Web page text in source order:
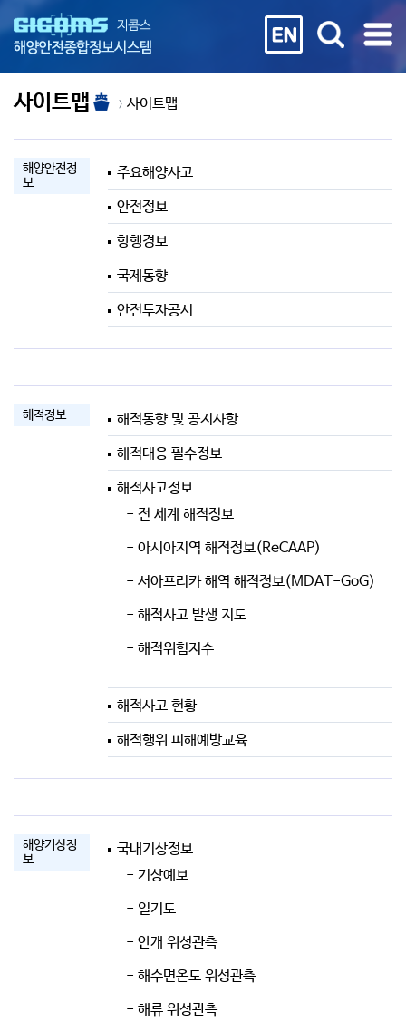
사이트맵 사이트맵
해양안전정
보
주요해양사고
안전정보
항행경보
국제동향
안전투자공시
해적정보
해적동향 및 공지사항
해적대응 필수정보
해적사고정보
- 전 세계 해적정보
- 아시아지역 해적정보(ReCAAP)
- 서아프리카 해역 해적정보(MDAT-GoG)
- 해적사고 발생 지도
- 해적위험지수
해적사고 현황
해적행위 피해예방교육
해양기상정
보
국내기상정보
- 기상예보
- 일기도
- 안개 위성관측
- 해수면온도 위성관측
- 해류 위성관측